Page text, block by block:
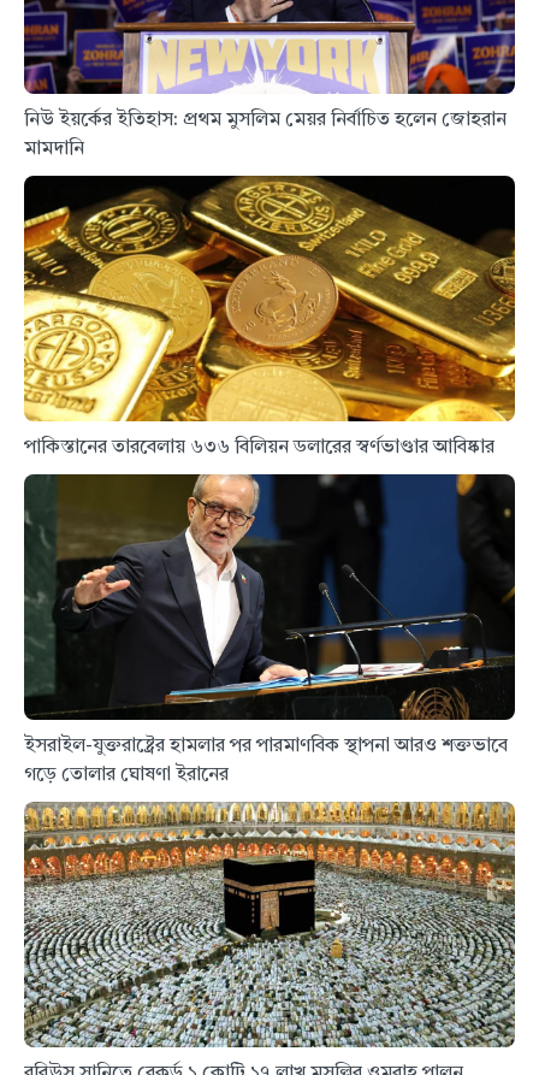
নিউ ইয়র্কের ইতিহাস: প্রথম মুসলিম মেয়র নির্বাচিত হলেন জোহরান
মামদানি
পাকিস্তানের তারবেলায় ৬৩৬ বিলিয়ন ডলারের স্বর্ণভাণ্ডার আবিষ্কার
ইসরাইল-যুক্তরাষ্ট্রের হামলার পর পারমাণবিক স্থাপনা আরও শক্তভাবে
গড়ে তোলার ঘোষণা ইরানের